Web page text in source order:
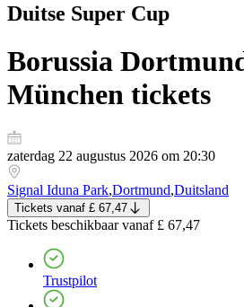
Duitse Super Cup
Borussia
München tickets
zaterdag 22 augustus 2026 om 20:30
Signal Iduna Park,Dortmund,Duitsland
Tickets vanaf £ 67,47
Tickets beschikbaar vanaf £ 67,47
Trustpilot